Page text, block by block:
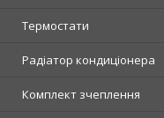
Термостати
Радіатор кондиціонера
Комплект зчеплення